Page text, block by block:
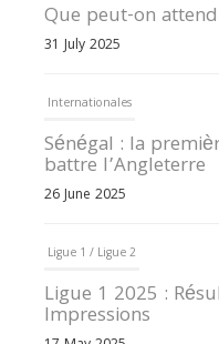
Que peut-on
31 July 2025
Internationales
Sénégal : la
battre l’Angleterre
26 June 2025
Ligue 1 / Ligue 2
Ligue 1 2025 :
Impressions